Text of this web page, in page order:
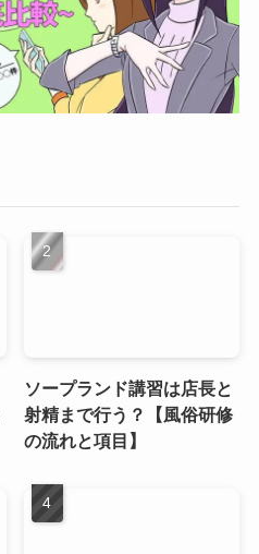
ソープランド講習は店長と
射精まで行う？【風俗研修
の流れと項目】